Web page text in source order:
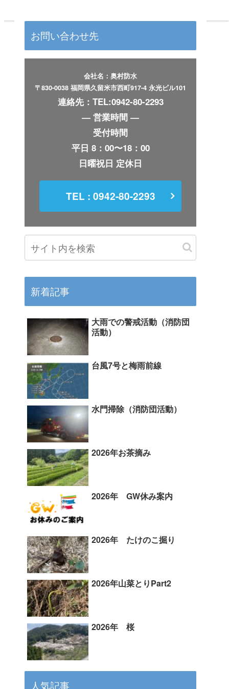
お問い合わせ先
会社名：奥村防水
〒830-0038 福岡県久留米市西町917-4 永光ビル101
連絡先： TEL:0942-80-2293
― 営業時間 ―
受付時間
平日 8：00〜18：00
日曜祝日 定休日
TEL : 0942-80-2293
新着記事
大雨での警戒活動（消防団
活動）
台風7号と梅雨前線
水門掃除（消防団活動）
2026年お茶摘み
2026年 GW休み案内
2026年 たけのこ掘り
2026年山菜とりPart2
2026年 桜
人気記事